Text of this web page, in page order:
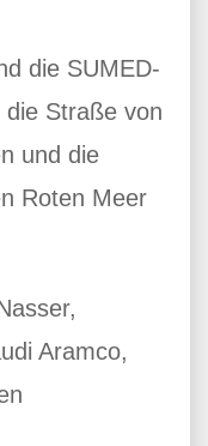
die SUMED-
die Straße von
und die
Roten Meer
Aramco,